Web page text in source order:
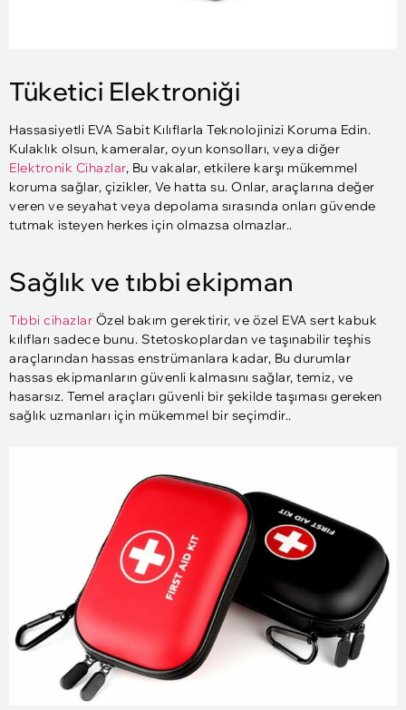
Tüketici Elektroniği
Hassasiyetli EVA Sabit Kılıflarla Teknolojinizi Koruma Edin.
Kulaklık olsun, kameralar, oyun konsolları, veya diğer
Elektronik Cihazlar, Bu vakalar, etkilere karşı mükemmel
koruma sağlar, çizikler, Ve hatta su. Onlar, araçlarına değer
veren ve seyahat veya depolama sırasında onları güvende
tutmak isteyen herkes için olmazsa olmazlar..
Sağlık ve tıbbi ekipman
Tıbbi cihazlar Özel bakım gerektirir, ve özel EVA sert kabuk
kılıfları sadece bunu. Stetoskoplardan ve taşınabilir teşhis
araçlarından hassas enstrümanlara kadar, Bu durumlar
hassas ekipmanların güvenli kalmasını sağlar, temiz, ve
hasarsız. Temel araçları güvenli bir şekilde taşıması gereken
sağlık uzmanları için mükemmel bir seçimdir..